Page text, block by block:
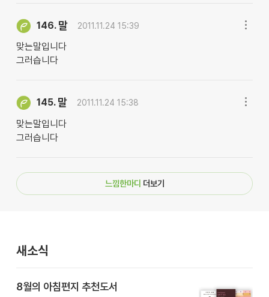
146. 말 2011.11.24 15:39
맞는말입니다
그러습니다
145. 말 2011.11.24 15:38
맞는말입니다
그러습니다
느낌한마디 더보기
새소식
8월의 아침편지 추천도서